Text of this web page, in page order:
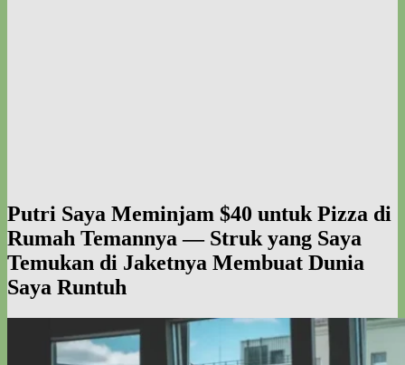
Putri Saya Meminjam $40 untuk Pizza di
Rumah Temannya — Struk yang Saya
Temukan di Jaketnya Membuat Dunia
Saya Runtuh